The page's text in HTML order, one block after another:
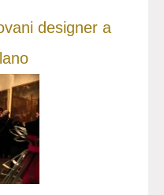
designer a